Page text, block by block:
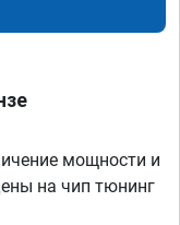
мощности и
на чип тюнинг